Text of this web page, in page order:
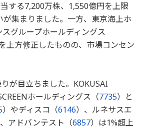
する7,200万株、1,550億円を上限
集まりました。一方、東京海上ホ
グループホールディングス
上方修正したものの、市場コンセン
が目立ちました。KOKUSAI
ホールディングス（7735）と
）やディスコ（6146）、ルネサスエ
アドバンテスト（6857）は1%超上